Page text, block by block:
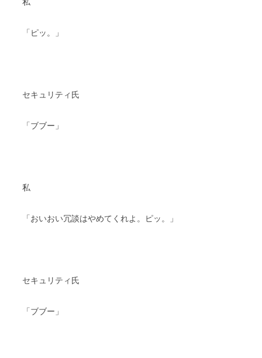
「ピッ。」
セキュリティ氏
「ブブー」
私
「おいおい冗談はやめてくれよ。ピッ。」
セキュリティ氏
「ブブー」